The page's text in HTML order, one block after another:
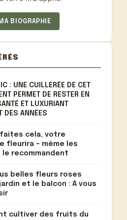
BIOGRAPHIE
: UNE CUILLERÉE DE CET
PERMET DE RESTER EN
ET LUXURIANT
DES ANNÉES
faites cela, votre
fleurira – même les
le recommandent
belles fleurs roses
et le balcon : A vous
cultiver des fruits du